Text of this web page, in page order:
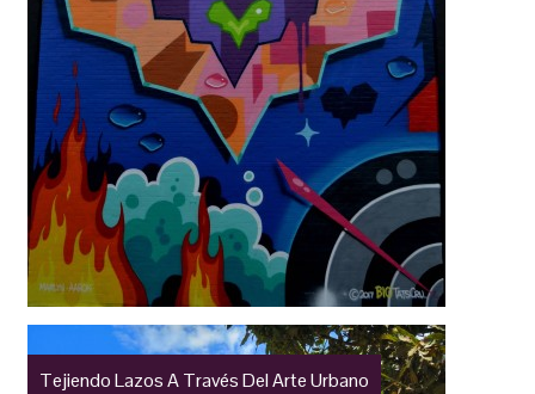
Tejiendo Lazos A Través Del Arte Urbano